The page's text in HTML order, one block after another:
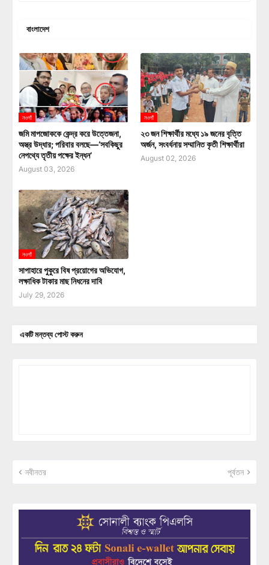
বাংলাদেশ
নওগাঁ
জমি মাপজোককে কেন্দ্র করে উত্তেজনা,
অস্ত্র উদ্ধার; পরিবার বলছে—‘সবকিছুর
নেপথ্যে তৃতীয় পক্ষের ইন্ধন’
August 03, 2026
নওগাঁ
২৩ জন শিক্ষার্থীর মধ্যে ১৯ জনের বৃত্তি
অর্জন, সংবর্ধনায় সম্মানিত কৃতী শিক্ষার্থীরা
August 02, 2026
নওগাঁ
সাপাহারে পুকুরে বিষ প্রয়োগের অভিযোগ,
লক্ষাধিক টাকার মাছ নিধনের দাবি
July 29, 2026
একটি মন্তব্য পোস্ট করুন
নবীনতর পূর্বতন